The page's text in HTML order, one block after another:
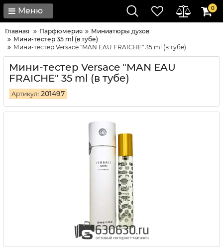
Меню 0
Главная Парфюмерия
Миниатюры духов
Мини-тестер 35 ml (в тубе)
Мини-тестер Versace "MAN EAU FRAICHE" 35 ml (в тубе)
Мини-тестер Versace "MAN EAU
FRAICHE" 35 ml (в тубе)
Артикул: 201497